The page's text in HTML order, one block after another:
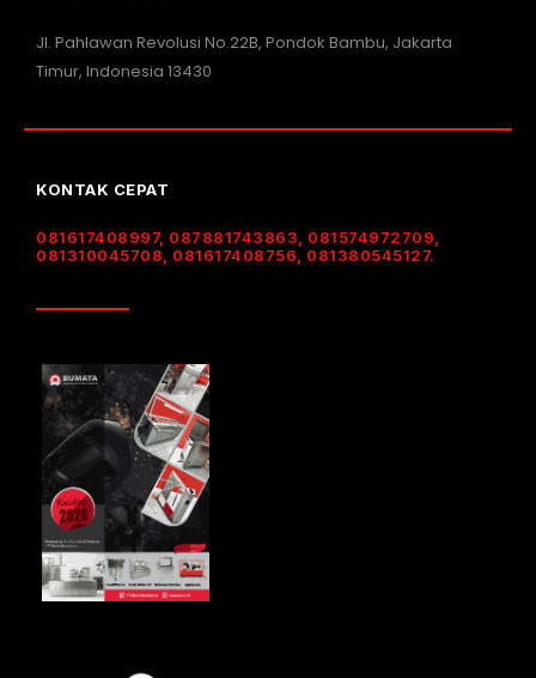
Jl. Pahlawan Revolusi No.22B, Pondok Bambu, Jakarta
Timur, Indonesia 13430
KONTAK CEPAT
081617408997, 087881743863, 081574972709,
081310045708, 081617408756, 081380545127.